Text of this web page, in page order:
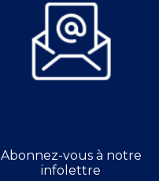
Abonnez-vous à notre
infolettre